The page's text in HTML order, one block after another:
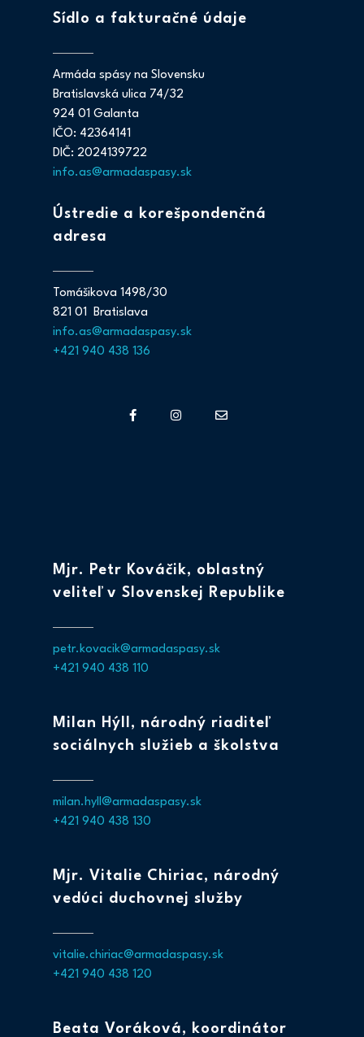
Sídlo a fakturačné údaje
Armáda spásy na Slovensku
Bratislavská ulica 74/32
924 01 Galanta
IČO: 42364141
DIČ: 2024139722
info.as@armadaspasy.sk
Ústredie a korešpondenčná
adresa
Tomášikova 1498/30
821 01 Bratislava
info.as@armadaspasy.sk
+421 940 438 136
Mjr. Petr Kováčik, oblastný
veliteľ v Slovenskej Republike
petr.kovacik@armadaspasy.sk
+421 940 438 110
Milan Hýll, národný riaditeľ
sociálnych služieb a školstva
milan.hyll@armadaspasy.sk
+421 940 438 130
Mjr. Vitalie Chiriac, národný
vedúci duchovnej služby
vitalie.chiriac@armadaspasy.sk
+421 940 438 120
Beata Voráková, koordinátor